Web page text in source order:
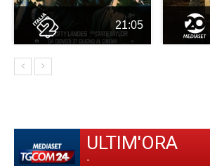
21:05
ULTIM'ORA
-